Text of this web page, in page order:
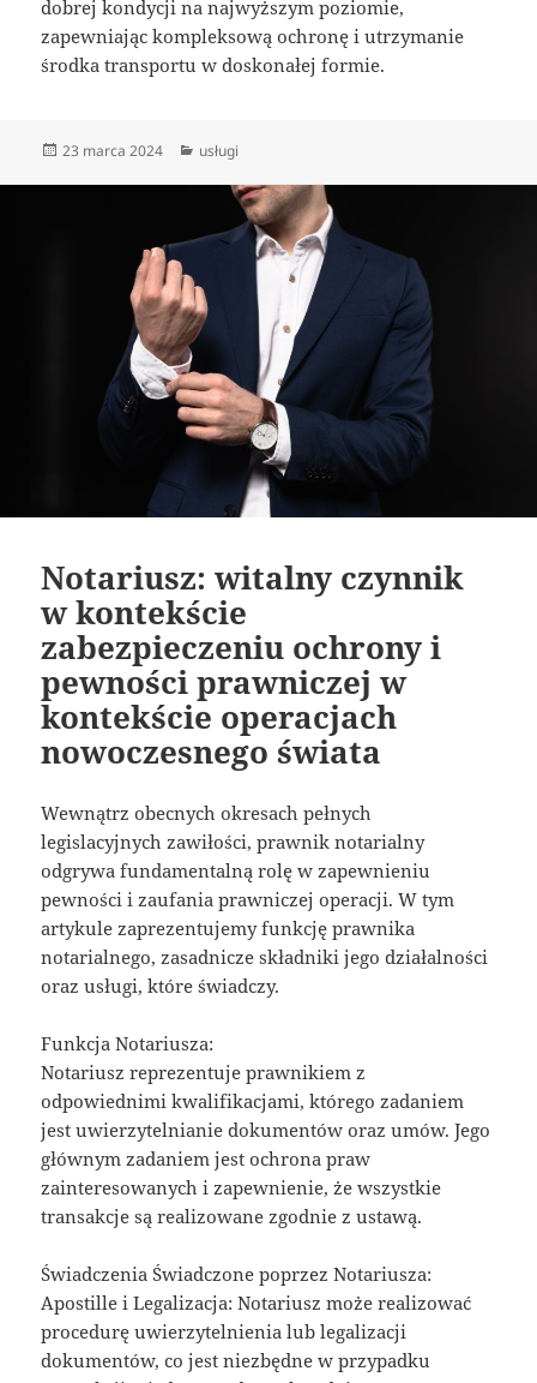
dobrej kondycji na najwyższym poziomie,
zapewniając kompleksową ochronę i utrzymanie
środka transportu w doskonałej formie.
Data
23 marca 2024 Kategorie
usługi
Notariusz: witalny czynnik
w kontekście
zabezpieczeniu ochrony i
pewności prawniczej w
kontekście operacjach
nowoczesnego świata
Wewnątrz obecnych okresach pełnych
legislacyjnych zawiłości, prawnik notarialny
odgrywa fundamentalną rolę w zapewnieniu
pewności i zaufania prawniczej operacji. W tym
artykule zaprezentujemy funkcję prawnika
notarialnego, zasadnicze składniki jego działalności
oraz usługi, które świadczy.
Funkcja Notariusza:
Notariusz reprezentuje prawnikiem z
odpowiednimi kwalifikacjami, którego zadaniem
jest uwierzytelnianie dokumentów oraz umów. Jego
głównym zadaniem jest ochrona praw
zainteresowanych i zapewnienie, że wszystkie
transakcje są realizowane zgodnie z ustawą.
Świadczenia Świadczone poprzez Notariusza:
Apostille i Legalizacja: Notariusz może realizować
procedurę uwierzytelnienia lub legalizacji
dokumentów, co jest niezbędne w przypadku